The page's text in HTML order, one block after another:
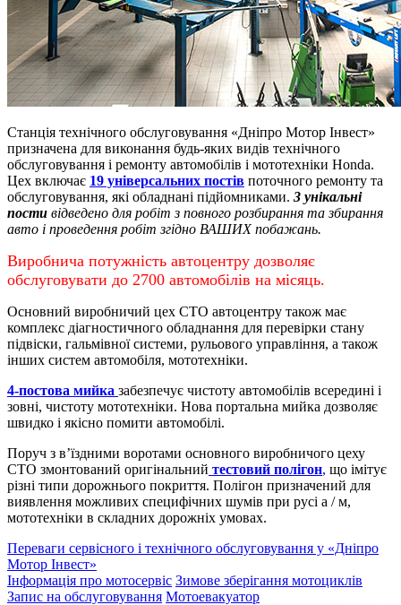
Станція технічного обслуговування «Дніпро Мотор Інвест»
призначена для виконання будь-яких видів технічного
обслуговування і ремонту автомобілів і мототехніки Honda.
Цех включає 19 універсальних постів поточного ремонту та
обслуговування, які обладнані підйомниками. 3 унікальні
пости відведено для робіт з повного розбирання та збирання
авто і проведення робіт згідно ВАШИХ побажань.
Виробнича потужність автоцентру дозволяє
обслуговувати до 2700 автомобілів на місяць.
Основний виробничий цех СТО автоцентру також має
комплекс діагностичного обладнання для перевірки стану
підвіски, гальмівної системи, рульового управління, а також
інших систем автомобіля, мототехніки.
4-постова мийка забезпечує чистоту автомобілів всередині і
зовні, чистоту мототехніки. Нова портальна мийка дозволяє
швидко і якісно помити автомобілі.
Поруч з в’їздними воротами основного виробничого цеху
СТО змонтований оригінальний тестовий полігон, що імітує
різні типи дорожнього покриття. Полігон призначений для
виявлення можливих специфічних шумів при русі а / м,
мототехніки в складних дорожніх умовах.
Переваги сервісного і технічного обслуговування у «Дніпро
Мотор Інвест»
Інформація про мотосервіс Зимове зберігання мотоциклів
Запис на обслуговування Мотоевакуатор